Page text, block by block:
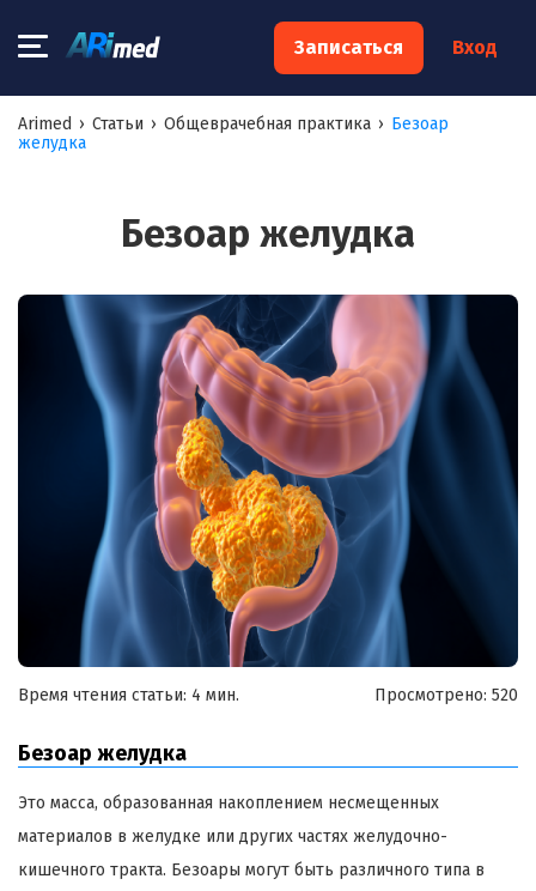
Записаться Вход
Arimed › Статьи › Общеврачебная практика › Безоар
желудка
Безоар желудка
Время чтения статьи: 4 мин. Просмотрено: 520
Безоар желудка
Это масса, образованная накоплением несмещенных
материалов в желудке или других частях желудочно-
кишечного тракта. Безоары могут быть различного типа в
×
Запишитесь на консультацию к
Ваш e-mail:*
Я согласен наобработку моих персональных данных